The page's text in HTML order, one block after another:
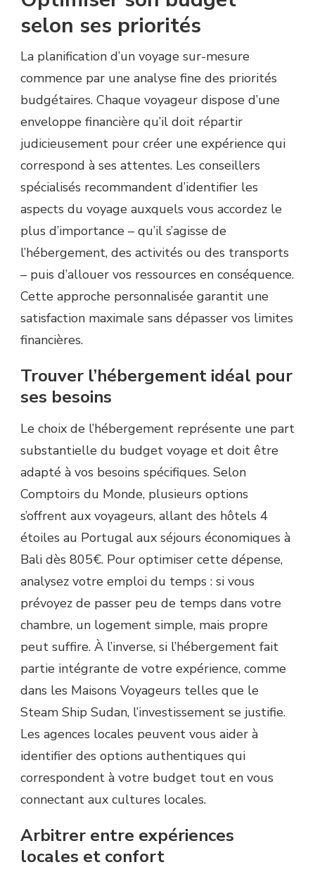
selon ses priorités
La planification d’un voyage sur-mesure
commence par une analyse fine des priorités
budgétaires. Chaque voyageur dispose d’une
enveloppe financière qu’il doit répartir
judicieusement pour créer une expérience qui
correspond à ses attentes. Les conseillers
spécialisés recommandent d’identifier les
aspects du voyage auxquels vous accordez le
plus d’importance – qu’il s’agisse de
l’hébergement, des activités ou des transports
– puis d’allouer vos ressources en conséquence.
Cette approche personnalisée garantit une
satisfaction maximale sans dépasser vos limites
financières.
Trouver l’hébergement idéal pour
ses besoins
Le choix de l’hébergement représente une part
substantielle du budget voyage et doit être
adapté à vos besoins spécifiques. Selon
Comptoirs du Monde, plusieurs options
s’offrent aux voyageurs, allant des hôtels 4
étoiles au Portugal aux séjours économiques à
Bali dès 805€. Pour optimiser cette dépense,
analysez votre emploi du temps : si vous
prévoyez de passer peu de temps dans votre
chambre, un logement simple, mais propre
peut suffire. À l’inverse, si l’hébergement fait
partie intégrante de votre expérience, comme
dans les Maisons Voyageurs telles que le
Steam Ship Sudan, l’investissement se justifie.
Les agences locales peuvent vous aider à
identifier des options authentiques qui
correspondent à votre budget tout en vous
connectant aux cultures locales.
Arbitrer entre expériences
locales et confort